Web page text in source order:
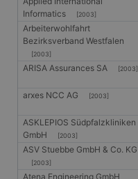
Informatics
[2003]
Arbeiterwohlfahrt
Bezirksverband Westfalen
[2003]
ARISA Assurances SA [2003]
arxes NCC AG [2003]
ASKLEPIOS Südpfalzkliniken
GmbH
[2003]
ASV Stuebbe GmbH & Co. KG
[2003]
Atena Engineering GmbH